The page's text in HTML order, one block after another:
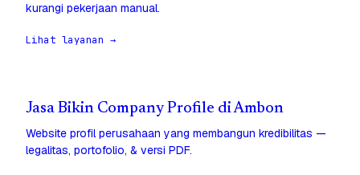
kurangi pekerjaan manual.
Lihat layanan →
Jasa Bikin Company Profile di Ambon
Website profil perusahaan yang membangun kredibilitas —
legalitas, portofolio, & versi PDF.